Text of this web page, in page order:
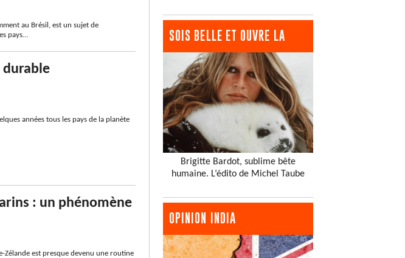
au Brésil, est un sujet de
pays…
durable
années tous les pays de la planète
: un phénomène
Zélande est presque devenu une routine
SOIS BELLE ET OUVRE LA
Brigitte Bardot, sublime bête
humaine. L’édito de Michel Taube
OPINION INDIA